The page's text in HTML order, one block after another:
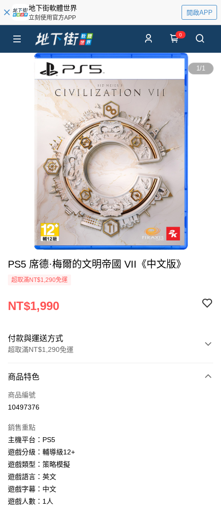
地下街軟體世界
立刻使用官方APP
開啟APP
0
1/1
PS5 席德·梅爾的文明帝國 VII《中文版》
超取滿NT$1,290免運
NT$1,990
付款與運送方式
超取滿NT$1,290免運
信用卡一次付款
超商取貨付款
Apple Pay
街口支付
悠遊付
Google Pay
商品特色
商品編號
10497376
銷售重點
主機平台：PS5
遊戲分級：輔導級12+
遊戲類型：策略模擬
遊戲語言：英文
遊戲字幕：中文
遊戲人數：1人